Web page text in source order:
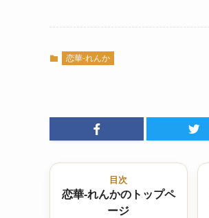
恋華-れんか
目次
恋華-れんかのトップペ
ージ